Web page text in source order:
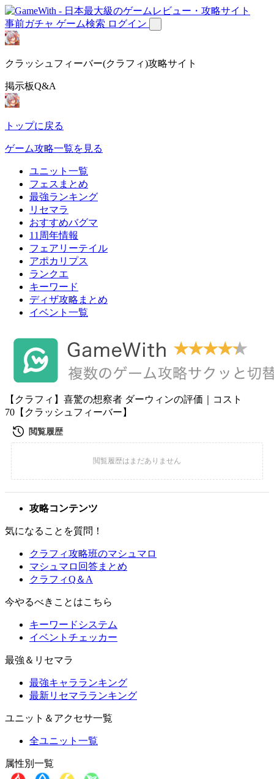
事前ガチャ ゲーム検索 ログイン
クラッシュフィーバー(クラフィ)攻略サイト
掲示板Q&A
トップに戻る
ゲーム攻略一覧を見る
ユニット一覧
フェスまとめ
最強ランキング
リセマラ
おすすめバグマ
11周年情報
フェアリーテイル
アポカリプス
ランクエ
キーワード
ディザ攻略まとめ
イベント一覧
【クラフィ】喜驚の想察者 ダーウィンの評価｜コスト
70【クラッシュフィーバー】
攻略コンテンツ
気になることを質問！
クラフィ攻略班のマシュマロ
マシュマロ回答まとめ
クラフィQ＆A
今やるべきことはこちら
キーワードシステム
イベントチェッカー
最強＆リセマラ
最強キャラランキング
最新リセマラランキング
ユニット＆アクセサ一覧
全ユニット一覧
属性別一覧